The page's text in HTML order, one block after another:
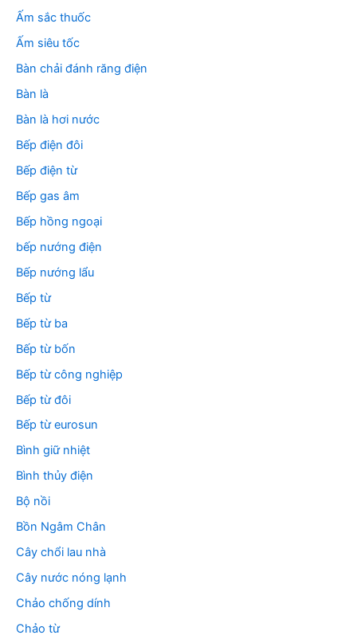
m
Ấm sắc thuốc
Ấm siêu tốc
Bàn chải đánh răng điện
Bàn là
Bàn là hơi nước
Bếp điện đôi
Bếp điện từ
Bếp gas âm
Bếp hồng ngoại
bếp nướng điện
Bếp nướng lẩu
Bếp từ
Bếp từ ba
Bếp từ bốn
Bếp từ công nghiệp
Bếp từ đôi
Bếp từ eurosun
Bình giữ nhiệt
Bình thủy điện
Bộ nồi
Bồn Ngâm Chân
Cây chổi lau nhà
Cây nước nóng lạnh
Chảo chống dính
Chảo từ